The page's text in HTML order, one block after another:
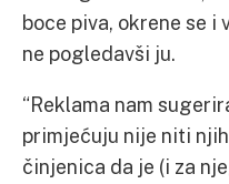
boce piva, okrene se
ne pogledavši ju.
“Reklama nam
primjećuju nije niti
činjenica da je (i za